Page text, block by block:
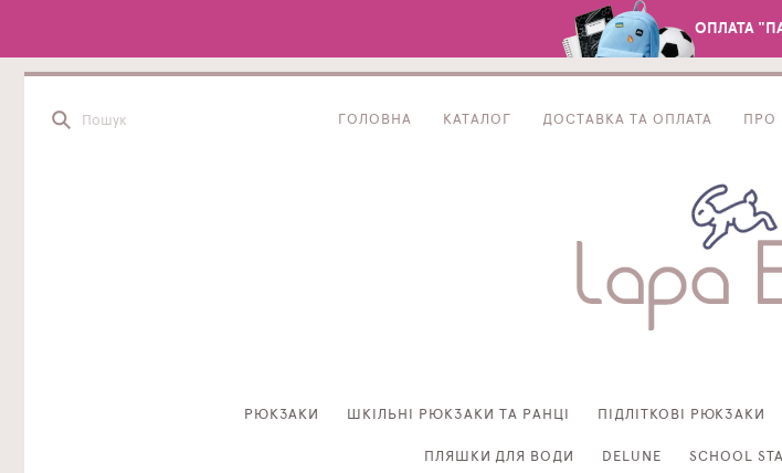
ОПЛАТА
ГОЛОВНА КАТАЛОГ ДОСТАВКА ТА ОПЛАТА ПРО
РЮКЗАКИ ШКІЛЬНІ РЮКЗАКИ ТА РАНЦІ ПІДЛІТКОВІ РЮКЗАКИ
ПЛЯШКИ ДЛЯ ВОДИ DELUNE SCHOOL